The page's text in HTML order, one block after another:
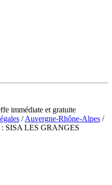
immédiate et gratuite
/Auvergne-Rhône-Alpes /
: SISA LES GRANGES